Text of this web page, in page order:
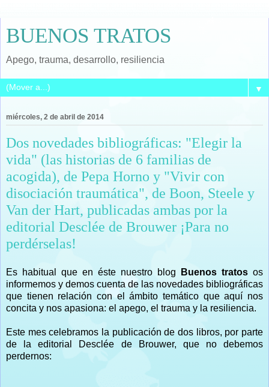
BUENOS TRATOS
Apego, trauma, desarrollo, resiliencia
▼
miércoles, 2 de abril de 2014
Dos novedades bibliográficas: "Elegir la
vida" (las historias de 6 familias de
acogida), de Pepa Horno y "Vivir con
disociación traumática", de Boon, Steele y
Van der Hart, publicadas ambas por la
editorial Desclée de Brouwer ¡Para no
perdérselas!
Es habitual que en éste nuestro blog Buenos tratos os
informemos y demos cuenta de las novedades bibliográficas
que tienen relación con el ámbito temático que aquí nos
concita y nos apasiona: el apego, el trauma y la resiliencia.
Este mes celebramos la publicación de dos libros, por parte
de la editorial Desclée de Brouwer, que no debemos
perdernos: